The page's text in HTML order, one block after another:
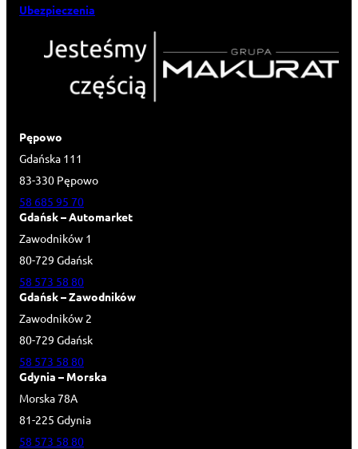
Ubezpieczenia
Pępowo
Gdańska 111
83-330 Pępowo
58 685 95 70
Gdańsk – Automarket
Zawodników 1
80-729 Gdańsk
58 573 58 80
Gdańsk – Zawodników
Zawodników 2
80-729 Gdańsk
58 573 58 80
Gdynia – Morska
Morska 78A
81-225 Gdynia
58 573 58 80